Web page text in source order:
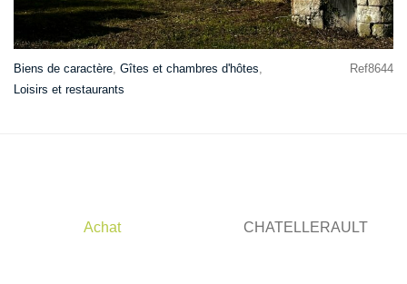
Biens de caractère, Gîtes et chambres d'hôtes,
Loisirs et restaurants
Ref8644
Achat CHATELLERAULT